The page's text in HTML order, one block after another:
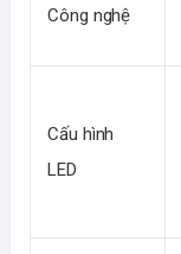
Công nghệ
Cấu hình
LED